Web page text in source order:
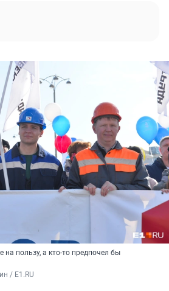
пользу, а кто-то предпочел бы
/ E1.RU